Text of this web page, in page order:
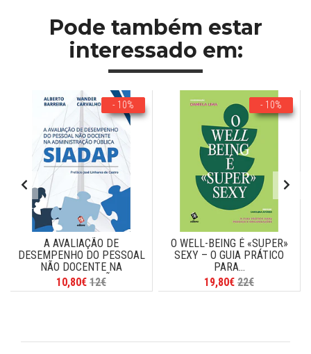
Pode também estar
interessado em:
- 10%
A AVALIAÇÃO DE
DESEMPENHO DO PESSOAL
NÃO DOCENTE NA
ADMINISTRAÇÃO...
10,80€ 12€
- 10%
O WELL-BEING É «SUPER»
SEXY – O GUIA PRÁTICO
PARA...
19,80€ 22€